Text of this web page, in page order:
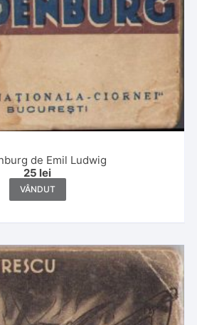
de Emil Ludwig
25 lei
VÂNDUT